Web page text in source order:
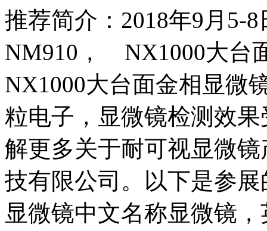
推荐简介：2018年9月5-
NM910， NX1000大台
NX1000大台面金相显微
粒电子，显微镜检测效
解更多关于耐可视显微
技有限公司。以下是参
显微镜中文名称显微镜